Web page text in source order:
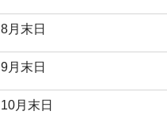
8月末日
9月末日
10月末日